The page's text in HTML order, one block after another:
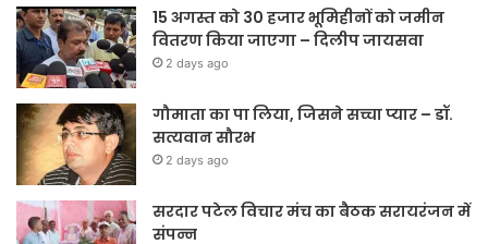
15 अगस्त को 30 हजार भूमिहीनों को जमीन
वितरण किया जाएगा – दिलीप जायसवा
2 days ago
गौमाता का पा लिया, जिसने सच्चा प्यार – डॉ.
सत्यवान सौरभ
2 days ago
सरदार पटेल विचार मंच का बैठक सरायरंजन में
संपन्न